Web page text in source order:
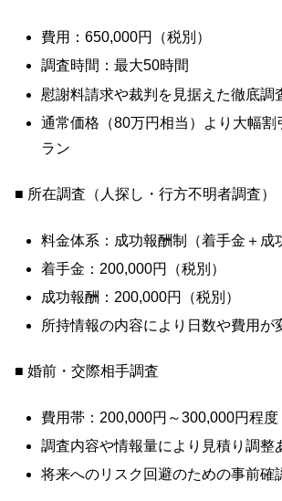
費用：650,000円（税別）
調査時間：最大50時間
慰謝料請求や裁判を見据えた徹底調
通常価格（80万円相当）より大幅割
ラン
■ 所在調査（人探し・行方不明者調査）
料金体系：成功報酬制（着手金＋成
着手金：200,000円（税別）
成功報酬：200,000円（税別）
所持情報の内容により日数や費用が
■ 婚前・交際相手調査
費用帯：200,000円～300,000円程度
調査内容や情報量により見積り調整
将来へのリスク回避のための事前確